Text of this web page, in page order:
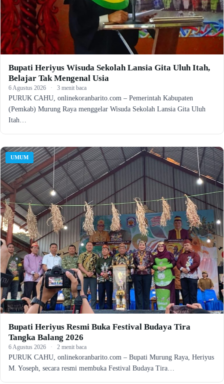
Bupati Heriyus Wisuda Sekolah Lansia Gita Uluh Itah,
Belajar Tak Mengenal Usia
6 Agustus 2026 · 3 menit baca
PURUK CAHU, onlinekoranbarito.com – Pemerintah Kabupaten
(Pemkab) Murung Raya menggelar Wisuda Sekolah Lansia Gita Uluh
Itah…
UMUM
Bupati Heriyus Resmi Buka Festival Budaya Tira
Tangka Balang 2026
6 Agustus 2026 · 2 menit baca
PURUK CAHU, onlinekoranbarito.com – Bupati Murung Raya, Heriyus
M. Yoseph, secara resmi membuka Festival Budaya Tira…